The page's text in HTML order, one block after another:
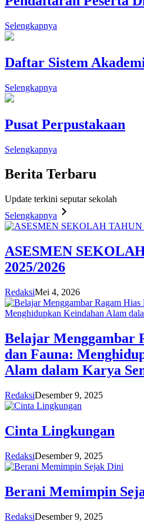
Selengkapnya
Daftar Sistem
Selengkapnya
Pusat Perpustakaan
Selengkapnya
Berita Terbaru
Update terkini seputar sekolah
Selengkapnya
ASESMEN
2025/2026
RedaksiMei 4, 2026
Belajar Menggambar
dan Fauna:
Alam dalam Karya
RedaksiDesember 9, 2025
Cinta Lingkungan
RedaksiDesember 9, 2025
Berani Memimpin
RedaksiDesember 9, 2025